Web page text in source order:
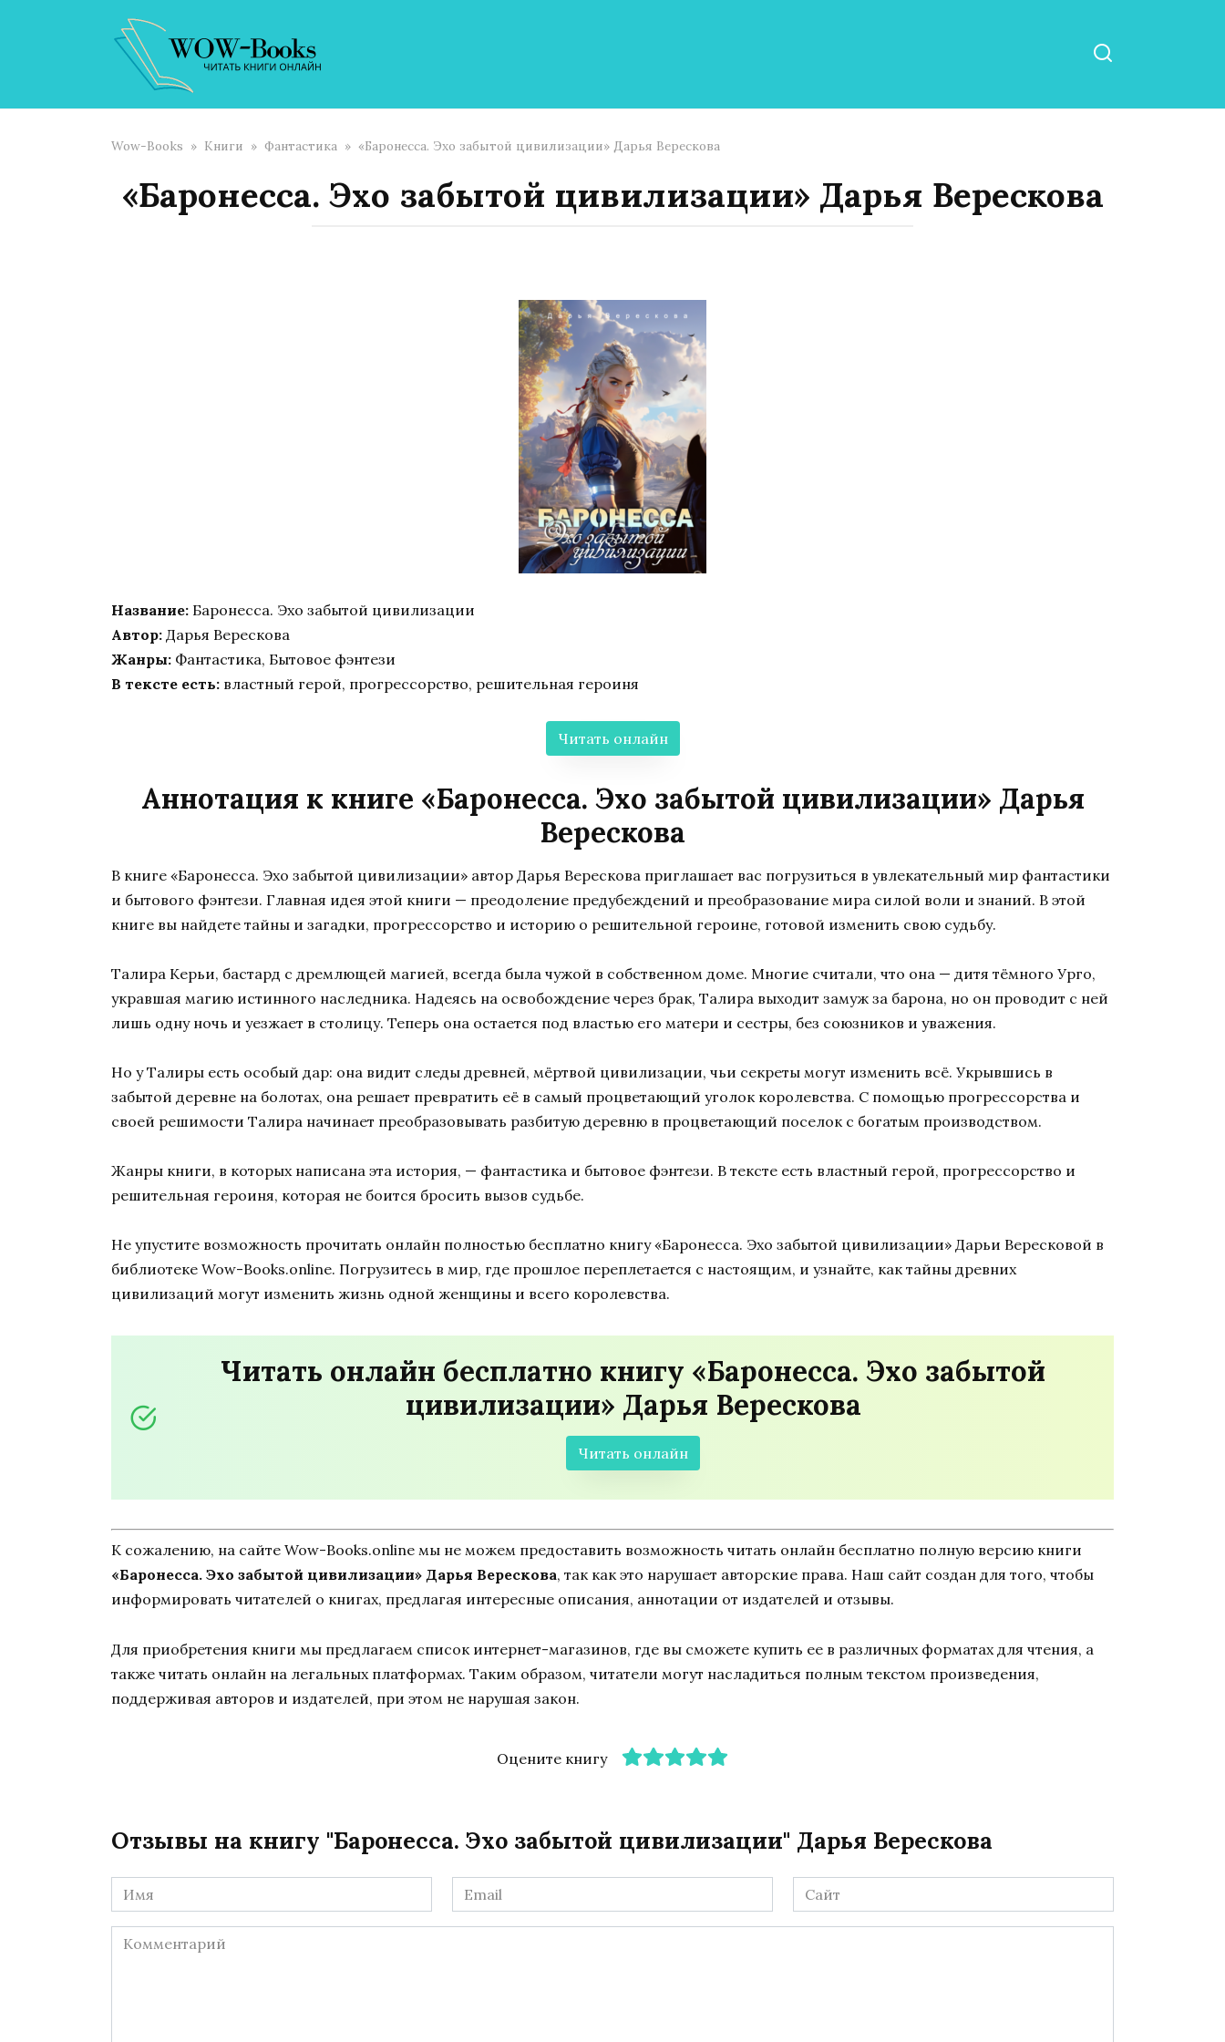
Wow-Books » Книги » Фантастика » «Баронесса. Эхо забытой цивилизации» Дарья Верескова
«Баронесса. Эхо забытой цивилизации» Дарья Верескова
Название: Баронесса. Эхо забытой цивилизации
Автор: Дарья Верескова
Жанры: Фантастика, Бытовое фэнтези
В тексте есть: властный герой, прогрессорство, решительная героиня
Читать онлайн
Аннотация к книге «Баронесса. Эхо забытой цивилизации» Дарья
Верескова
В книге «Баронесса. Эхо забытой цивилизации» автор Дарья Верескова приглашает вас погрузиться в увлекательный мир фантастики
и бытового фэнтези. Главная идея этой книги — преодоление предубеждений и преобразование мира силой воли и знаний. В этой
книге вы найдете тайны и загадки, прогрессорство и историю о решительной героине, готовой изменить свою судьбу.
Талира Керьи, бастард с дремлющей магией, всегда была чужой в собственном доме. Многие считали, что она — дитя тёмного Урго,
укравшая магию истинного наследника. Надеясь на освобождение через брак, Талира выходит замуж за барона, но он проводит с ней
лишь одну ночь и уезжает в столицу. Теперь она остается под властью его матери и сестры, без союзников и уважения.
Но у Талиры есть особый дар: она видит следы древней, мёртвой цивилизации, чьи секреты могут изменить всё. Укрывшись в
забытой деревне на болотах, она решает превратить её в самый процветающий уголок королевства. С помощью прогрессорства и
своей решимости Талира начинает преобразовывать разбитую деревню в процветающий поселок с богатым производством.
Жанры книги, в которых написана эта история, — фантастика и бытовое фэнтези. В тексте есть властный герой, прогрессорство и
решительная героиня, которая не боится бросить вызов судьбе.
Не упустите возможность прочитать онлайн полностью бесплатно книгу «Баронесса. Эхо забытой цивилизации» Дарьи Вересковой в
библиотеке Wow-Books.online. Погрузитесь в мир, где прошлое переплетается с настоящим, и узнайте, как тайны древних
цивилизаций могут изменить жизнь одной женщины и всего королевства.
Читать онлайн бесплатно книгу «Баронесса. Эхо забытой
цивилизации» Дарья Верескова
Читать онлайн
К сожалению, на сайте Wow-Books.online мы не можем предоставить возможность читать онлайн бесплатно полную версию книги
«Баронесса. Эхо забытой цивилизации» Дарья Верескова, так как это нарушает авторские права. Наш сайт создан для того, чтобы
информировать читателей о книгах, предлагая интересные описания, аннотации от издателей и отзывы.
Для приобретения книги мы предлагаем список интернет-магазинов, где вы сможете купить ее в различных форматах для чтения, а
также читать онлайн на легальных платформах. Таким образом, читатели могут насладиться полным текстом произведения,
поддерживая авторов и издателей, при этом не нарушая закон.
Оцените книгу
Отзывы на книгу "Баронесса. Эхо забытой цивилизации" Дарья Верескова
Имя
*
Email
*
Сайт
Комментарий